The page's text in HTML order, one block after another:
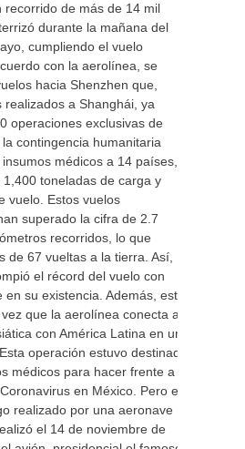
recorrido de más de 14 mil
durante la mañana del
cumpliendo el vuelo
con la aerolínea, se
hacia Shenzhen que,
realizados a Shanghái, ya
operaciones exclusivas de
contingencia humanitaria
médicos a 14 países,
toneladas de carga y
vuelo. Estos vuelos
superado la cifra de 2.7
recorridos, lo que
de 67 vueltas a la tierra. Así,
el récord del vuelo con
su existencia. Además, esta
que la aerolínea conecta a
con América Latina en un
operación estuvo destinada
médicos para hacer frente a la
en México. Pero el
realizado por una aeronave
el 14 de noviembre de